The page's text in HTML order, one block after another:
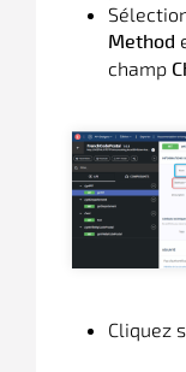
Method
champ
Cliquez